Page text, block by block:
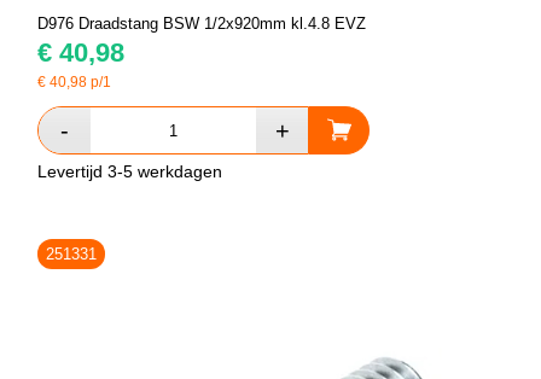
D976 Draadstang BSW 1/2x920mm kl.4.8 EVZ
€ 40,98
€40,98 p/1
Levertijd 3-5 werkdagen
251331